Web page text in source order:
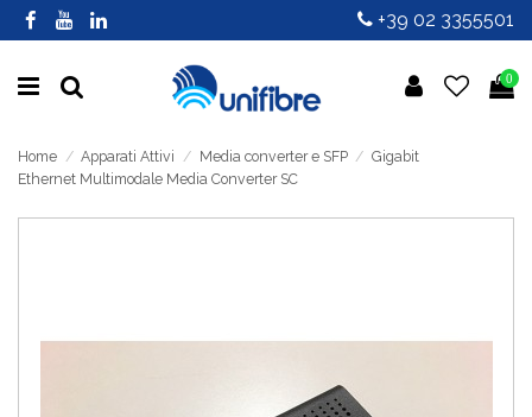
+39 02 3355501
0
Home Apparati Attivi Media converter e SFP
Gigabit
Ethernet Multimodale Media Converter SC